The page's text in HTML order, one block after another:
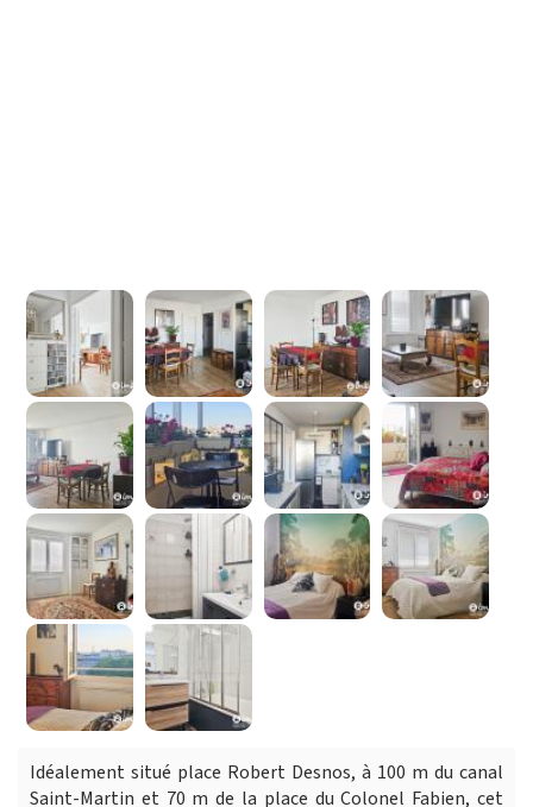
Idéalement situé place Robert Desnos, à 100 m du canal
Saint-Martin et 70 m de la place du Colonel Fabien, cet